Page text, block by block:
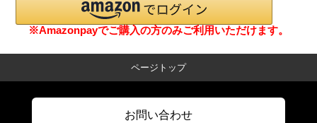
※Amazonpayでご購入の方のみご利用いただけます。
ページトップ
お問い合わせ